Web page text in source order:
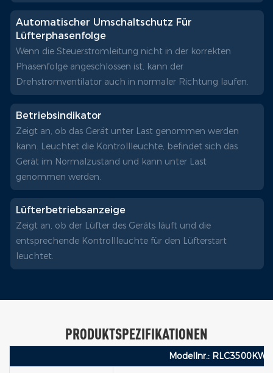
Automatischer Umschaltschutz Für
Lüfterphasenfolge
Wenn die Steuerstromleitung nicht in der korrekten
Phasenfolge angeschlossen ist, kann der
Drehstromventilator auch in normaler Richtung laufen.
Betriebsindikator
Zeigt an, ob das Gerät unter Last genommen werden
kann. Leuchtet die Kontrollleuchte, befindet sich das
Gerät im Normalzustand und kann unter Last
genommen werden.
Lüfterbetriebsanzeige
Zeigt an, ob der Lüfter des Geräts läuft und die
entsprechende Kontrollleuchte für den Lüfterstart
leuchtet.
PRODUKTSPEZIFIKATIONEN
Modellnr.: